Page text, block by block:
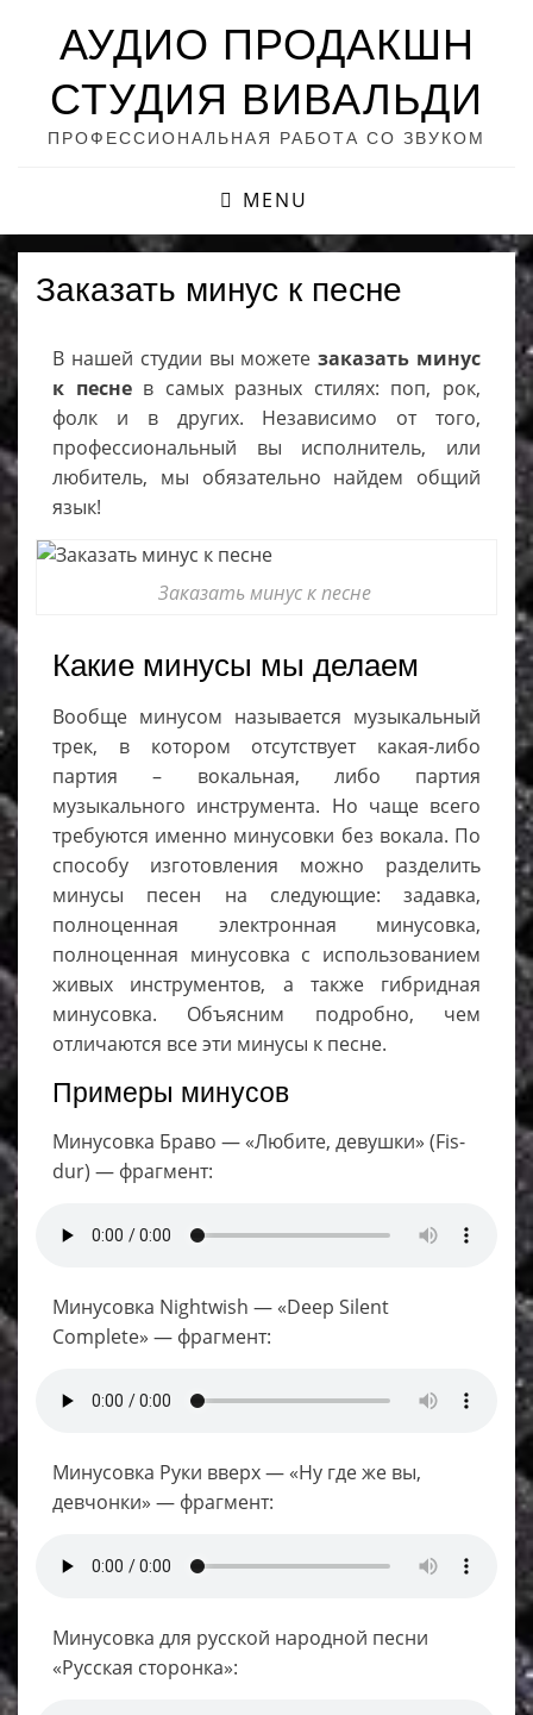
АУДИО ПРОДАКШН
СТУДИЯ ВИВАЛЬДИ
ПРОФЕССИОНАЛЬНАЯ РАБОТА СО ЗВУКОМ
MENU
Заказать минус к песне
В нашей студии вы можетезаказать минус
к песнев самых разных стилях: поп, рок,
фолк и в других. Независимо от того,
профессиональный вы исполнитель, или
любитель, мы обязательно найдем общий
язык!
Заказать минус к песне
Какие минусы мы делаем
Вообще минусом называется музыкальный
трек, в котором отсутствует какая-либо
партия – вокальная, либо партия
музыкального инструмента. Но чаще всего
требуются именно минусовки без вокала. По
способу изготовления можно разделить
минусы песен на следующие: задавка,
полноценная электронная минусовка,
полноценная минусовка с использованием
живых инструментов, а также гибридная
минусовка. Объясним подробно, чем
отличаются все эти минусы к песне.
Примеры минусов
Минусовка Брaво — «Любите, дeвушки» (Fis-
dur) — фрагмент:
Минусовка Nightwish — «Deep Silent
Complete» — фрагмент:
Минусовка Руки вверх — «Ну где же вы,
девчонки» — фрагмент:
Минусовка для русской народной песни
«Русская сторонка»: